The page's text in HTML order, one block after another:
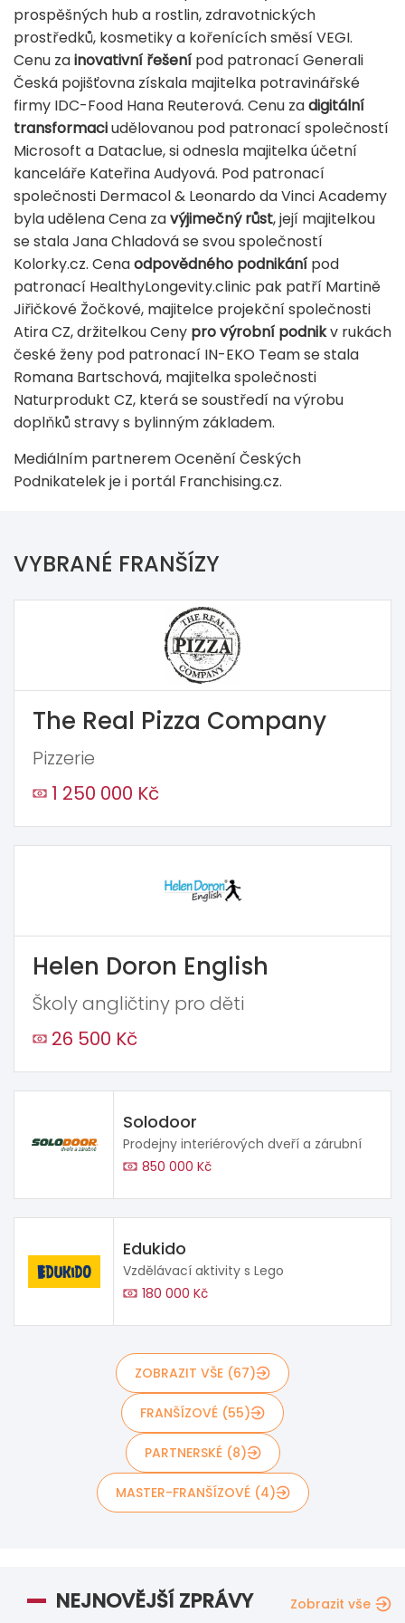
prospěšných hub a rostlin, zdravotnických
prostředků, kosmetiky a kořenících směsí VEGI.
Cenu zainovativní řešení pod patronací Generali
Česká pojišťovna získala majitelka potravinářské
firmy IDC-Food Hana Reuterová. Cenu zadigitální
transformaciudělovanou pod patronací společností
Microsoft a Dataclue, si odnesla majitelka účetní
kanceláře Kateřina Audyová. Pod patronací
společnosti Dermacol & Leonardo da Vinci Academy
byla udělena Cena zavýjimečný růst, její majitelkou
se stala Jana Chladová se svou společností
Kolorky.cz. Cenaodpovědného podnikání pod
patronací HealthyLongevity.clinic pak patří Martině
Jiřičkové Žočkové, majitelce projekční společnosti
Atira CZ, držitelkou Ceny pro výrobní podnikv rukách
české ženy pod patronací IN-EKO Team se stala
Romana Bartschová, majitelka společnosti
Naturprodukt CZ, která se soustředí na výrobu
doplňků stravy s bylinným základem.
Mediálním partnerem Ocenění Českých
Podnikatelek je i portál Franchising.cz.
VYBRANÉ FRANŠÍZY
The Real Pizza Company
Pizzerie
1 250 000 Kč
Helen Doron English
Školy angličtiny pro děti
26 500 Kč
Solodoor
Prodejny interiérových dveří a zárubní
850 000 Kč
Edukido
Vzdělávací aktivity s Lego
180 000 Kč
ZOBRAZIT VŠE (67)
FRANŠÍZOVÉ (55)
PARTNERSKÉ (8)
MASTER-FRANŠÍZOVÉ (4)
NEJNOVĚJŠÍ ZPRÁVY Zobrazit vše